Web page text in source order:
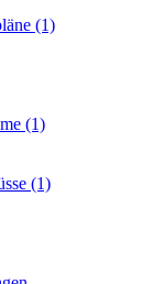
(1)
(1)
(1)